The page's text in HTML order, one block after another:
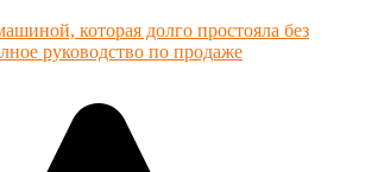
которая долго простояла без
руководство по продаже